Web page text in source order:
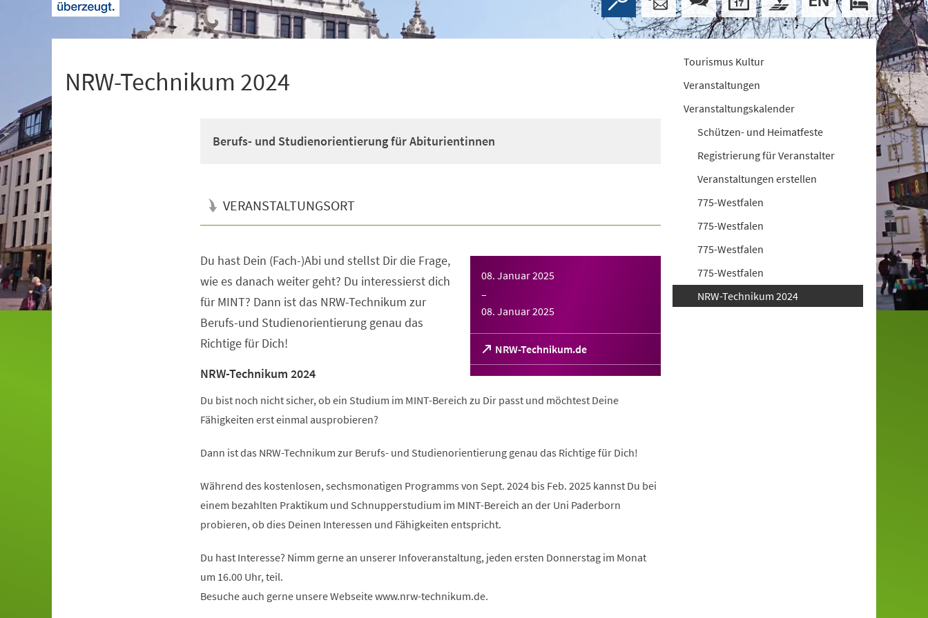
NRW-Technikum 2024
Berufs- und Studienorientierung für Abiturientinnen
VERANSTALTUNGSORT
08. Januar 2025
–
08. Januar 2025
NRW-Technikum.de
(Öffnet
in
einem
Tab)
Du hast Dein (Fach-)Abi und stellst Dir die Frage,
wie es danach weiter geht? Du interessierst dich
für MINT? Dann ist das NRW-Technikum zur
Berufs-und Studienorientierung genau das
Richtige für Dich!
NRW-Technikum 2024
Du bist noch nicht sicher, ob ein Studium im MINT-Bereich zu Dir passt und möchtest Deine
Fähigkeiten erst einmal ausprobieren?
Dann ist das NRW-Technikum zur Berufs- und Studienorientierung genau das Richtige für Dich!
Während des kostenlosen, sechsmonatigen Programms von Sept. 2024 bis Feb. 2025 kannst Du bei
einem bezahlten Praktikum und Schnupperstudium im MINT-Bereich an der Uni Paderborn
probieren, ob dies Deinen Interessen und Fähigkeiten entspricht.
Du hast Interesse? Nimm gerne an unserer Infoveranstaltung, jeden ersten Donnerstag im Monat
um 16.00 Uhr, teil.
Besuche auch gerne unsere Webseite www.nrw-technikum.de.
Tourismus Kultur
Veranstaltungen
Veranstaltungskalender
Schützen- und Heimatfeste
Registrierung für Veranstalter
Veranstaltungen erstellen
775-Westfalen
775-Westfalen
775-Westfalen
775-Westfalen
NRW-Technikum 2024